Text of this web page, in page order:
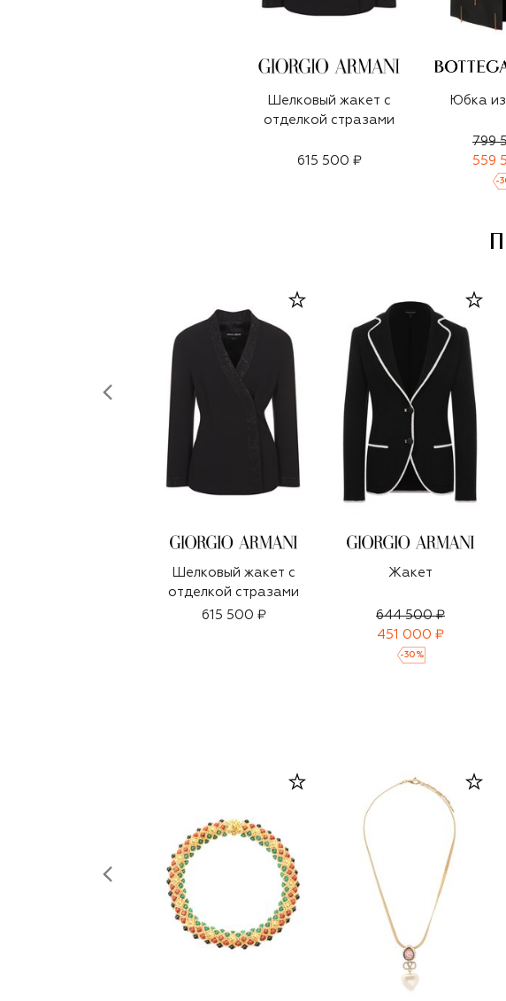
Шелковый жакет с
отделкой стразами
615 500 ₽
Юбка
799
559
-
Шелковый жакет с
отделкой стразами
615 500 ₽
Жакет
644 500 ₽
451 000 ₽
-30 %